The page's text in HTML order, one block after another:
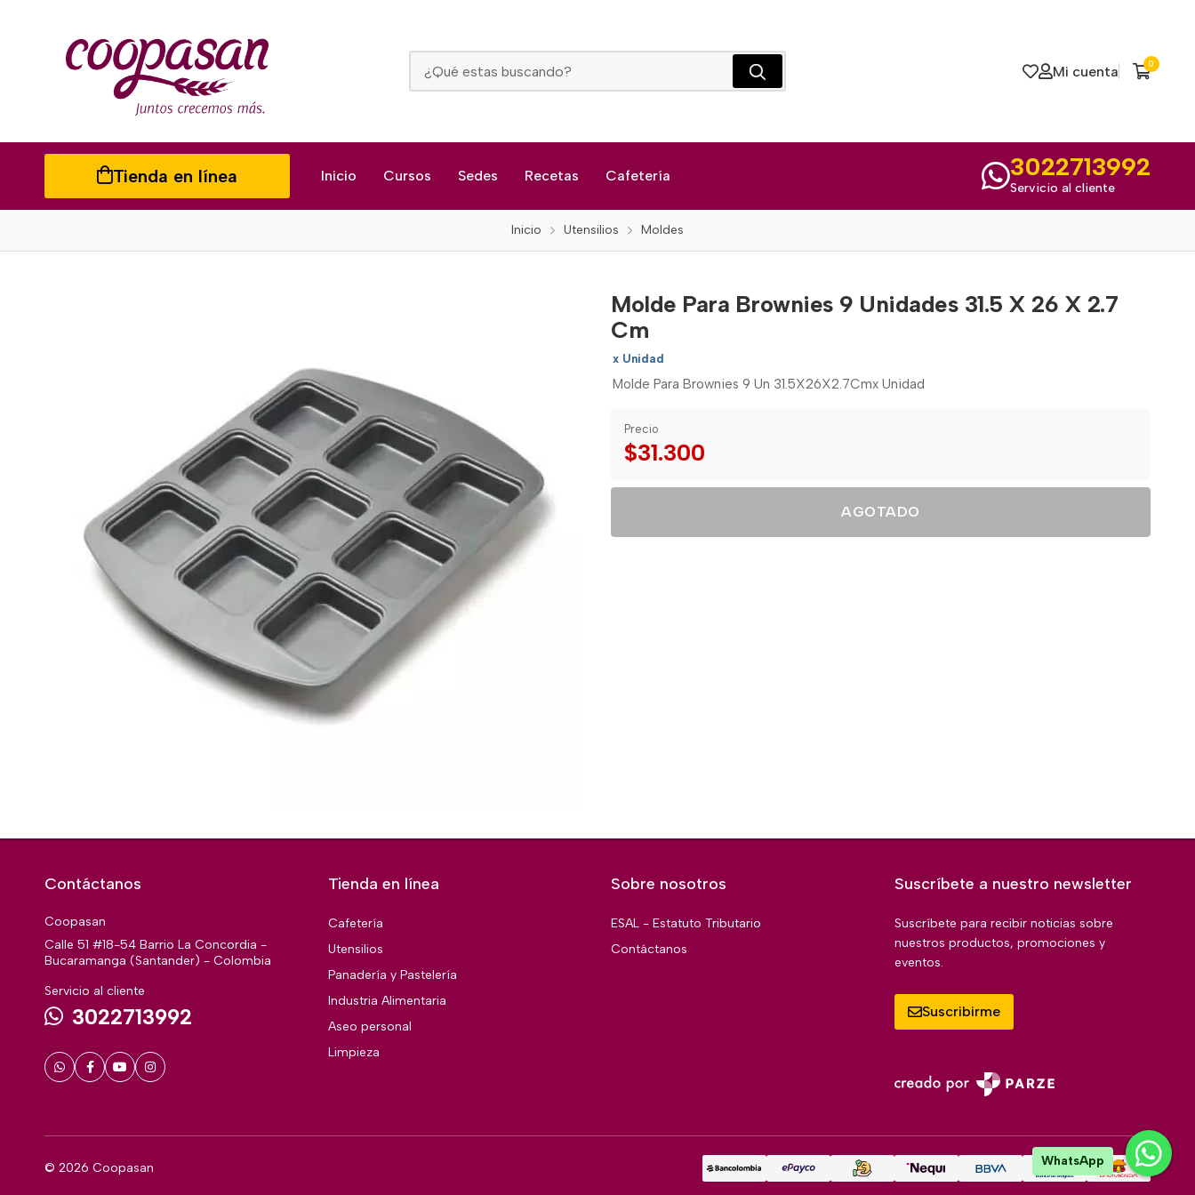
Mi cuenta 0
Tienda en línea Inicio Cursos Sedes Recetas Cafetería 3022713992
Servicio al cliente
Inicio Utensilios Moldes
Molde Para Brownies 9 Unidades 31.5 X 26 X 2.7
Cm
x Unidad
Molde Para Brownies 9 Un 31.5X26X2.7Cmx Unidad
Precio
$31.300
AGOTADO
Contáctanos
Coopasan
Calle 51 #18-54 Barrio La Concordia -
Bucaramanga (Santander) - Colombia
Servicio al cliente
3022713992
Tienda en línea
Cafetería
Utensilios
Panadería y Pastelería
Industria Alimentaria
Aseo personal
Limpieza
Sobre nosotros
ESAL - Estatuto Tributario
Contáctanos
Suscríbete a nuestro newsletter
Suscríbete para recibir noticias sobre
nuestros productos, promociones y
eventos.
Suscribirme
© 2026 Coopasan WhatsApp